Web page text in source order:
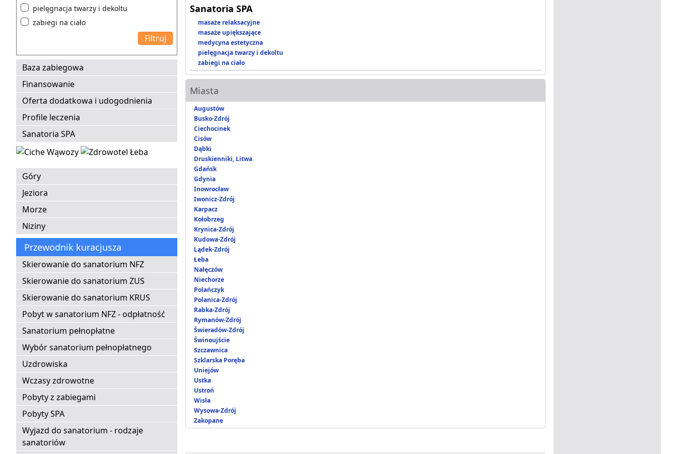
pielęgnacja twarzy i dekoltu
zabiegi na ciało
Baza zabiegowa
Finansowanie
Oferta dodatkowa i udogodnienia
Profile leczenia
Sanatoria SPA
Góry
Jeziora
Morze
Niziny
Przewodnik kuracjusza
Skierowanie do sanatorium NFZ
Skierowanie do sanatorium ZUS
Skierowanie do sanatorium KRUS
Pobyt w sanatorium NFZ - odpłatność
Sanatorium pełnopłatne
Wybór sanatorium pełnopłatnego
Uzdrowiska
Wczasy zdrowotne
Pobyty z zabiegami
Pobyty SPA
Wyjazd do sanatorium - rodzaje
sanatoriów
Sanatoria SPA
masaże relaksacyjne
masaże upiększające
medycyna estetyczna
pielęgnacja twarzy i dekoltu
zabiegi na ciało
Miasta
Augustów
Busko-Zdrój
Ciechocinek
Cisów
Dąbki
Druskienniki, Litwa
Gdańsk
Gdynia
Inowrocław
Iwonicz-Zdrój
Karpacz
Kołobrzeg
Krynica-Zdrój
Kudowa-Zdrój
Lądek-Zdrój
Łeba
Nałęczów
Niechorze
Polańczyk
Polanica-Zdrój
Rabka-Zdrój
Rymanów-Zdrój
Świeradów-Zdrój
Świnoujście
Szczawnica
Szklarska Poręba
Uniejów
Ustka
Ustroń
Wisła
Wysowa-Zdrój
Zakopane